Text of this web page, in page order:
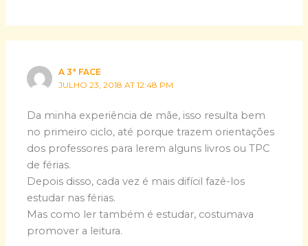
A 3ª FACE
JULHO 23, 2018 AT 12:48 PM
Da minha experiência de mãe, isso resulta bem
no primeiro ciclo, até porque trazem orientações
dos professores para lerem alguns livros ou TPC
de férias.
Depois disso, cada vez é mais difícil fazê-los
estudar nas férias.
Mas como ler também é estudar, costumava
promover a leitura.